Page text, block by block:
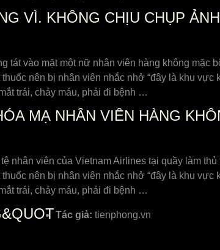
VÌ. KHÔNG CHỊU CHỤP
tát vào mặt một nữ nhân viên hàng không mặc
nên bị nhân viên nhắc nhở “đây là khu
trái, chảy máu, phải đi bệnh …
MẠ NHÂN VIÊN HÀNG
nhân viên của Vietnam Airlines tại quầy làm
nên bị nhân viên nhắc nhở “đây là khu
trái, chảy máu, phải đi bệnh …
Tác giả: tienphong.vn